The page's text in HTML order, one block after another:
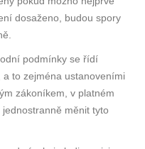
dosaženo, budou spory
podmínky se řídí
to zejména ustanoveními
zákoníkem, v platném
měnit tyto